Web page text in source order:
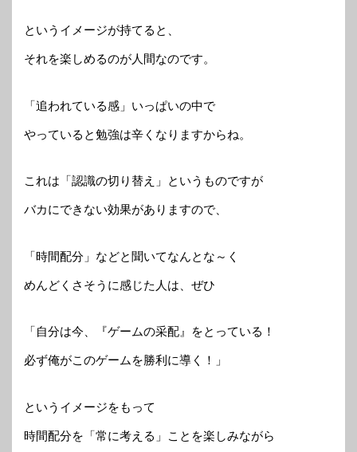
というイメージが持てると、
それを楽しめるのが人間なのです。
「追われている感」いっぱいの中で
やっていると勉強は辛くなりますからね。
これは「認識の切り替え」というものですが
バカにできない効果がありますので、
「時間配分」などと聞いてなんとな～く
めんどくさそうに感じた人は、ぜひ
「自分は今、『ゲームの采配』をとっている！
必ず俺がこのゲームを勝利に導く！」
というイメージをもって
時間配分を「常に考える」ことを楽しみながら